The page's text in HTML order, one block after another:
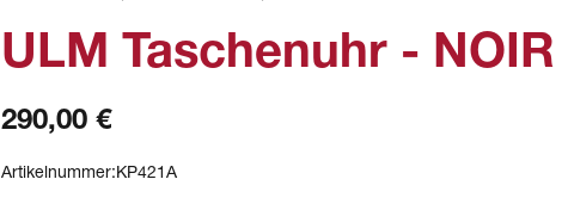
ULM Taschenuhr - NOIR
290,00 €
Artikelnummer:KP421A